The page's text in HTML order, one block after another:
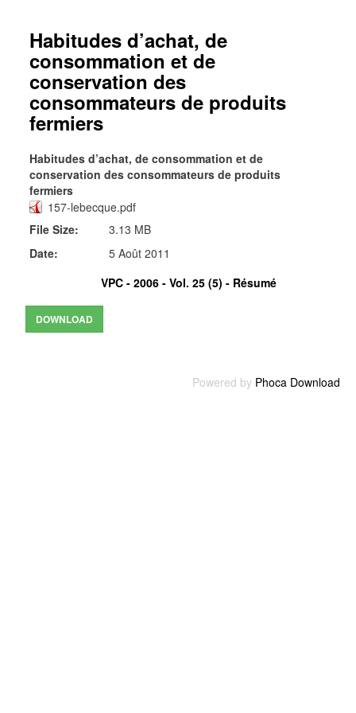
Habitudes d’achat, de
consommation et de
conservation des
consommateurs de produits
fermiers
Habitudes d’achat, de consommation et de
conservation des consommateurs de produits
fermiers
157-lebecque.pdf
File Size:
3.13 MB
Date:
5 Août 2011
VPC - 2006 - Vol. 25 (5) - Résumé
Powered by Phoca Download